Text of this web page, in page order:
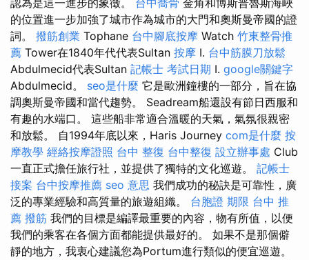
認為是這一進步的象徵。 台中喬骨 金角和博斯普魯斯海峽
的位置進一步加強了城市作為城市的大門和奧斯曼帝國的證
詞。 撥筋創業 Tophane 台中腳底按摩 Watch 竹東整骨推
薦 Tower在1840年代代表Sultan 按摩 I. 台中筋膜刀放鬆
Abdulmecid代表Sultan 記帳士 考試日期 I. google關鍵字
Abdulmecid。 seo是什麼 它是歐洲鐘樓的一部分，旨在協
調奧斯曼帝國和當代趨勢。 Seadream船還設有節日西服和
有趣的水端口。 這些船非常適合溫暖的天氣，氣氛很親密
和放鬆。 自1994年底以來，Haris Journey com是什麼 按
摩教學 經絡按摩證照 台中 整復 台中整復 設立辦事處 Club
一直正式擔任旅行社，並提供了獨特的文化巡遊。 記帳士
接案 台中按摩推薦 seo 意思 我們成功的秘訣是可靠性，廣
泛的專業經驗和高質量的旅遊組織。 台胞證 期限 台中 推
薦 撥筋 我們的目標是編譯最重要的內容，物有所值，以便
我們的乘客在各個方面都能提供最好的。 如果不是那個僻
靜的地方，我衷心建議您為Portum進行類似的便宜巡遊。